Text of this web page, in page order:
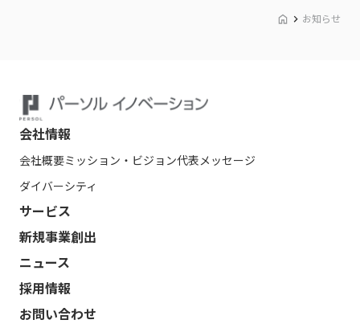
お知らせ
会社情報
会社概要ミッション・ビジョン代表メッセージ
ダイバーシティ
サービス
新規事業創出
ニュース
採用情報
お問い合わせ